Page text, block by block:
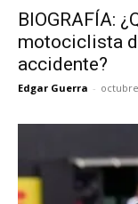
BIOGRAFÍA:
motociclista
accidente?
Edgar Guerra -